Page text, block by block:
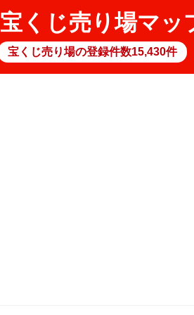
宝くじ売り場マッ
宝くじ売り場の登録件数15,430件